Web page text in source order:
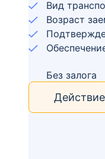
Вид
Возраст
Без залога